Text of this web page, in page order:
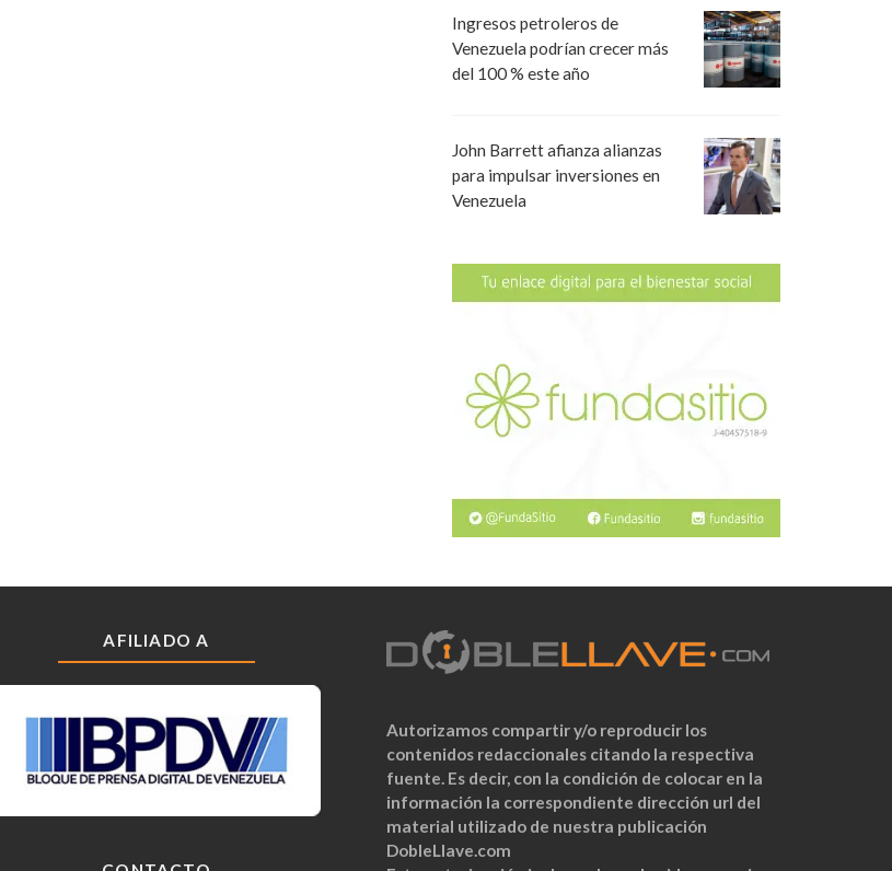
Ingresos petroleros de
Venezuela podrían crecer más
del 100 % este año
John Barrett afianza alianzas
para impulsar inversiones en
Venezuela
AFILIADO A
Autorizamos compartir y/o reproducir los
contenidos redaccionales citando la respectiva
fuente. Es decir, con la condición de colocar en la
información la correspondiente dirección url del
material utilizado de nuestra publicación
DobleLlave.com